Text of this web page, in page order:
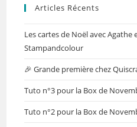
Articles Récents
Les cartes de Noël avec Agathe
Stampandcolour
🎉 Grande première chez
Tuto n°3 pour la Box de
Tuto n°2 pour la Box de